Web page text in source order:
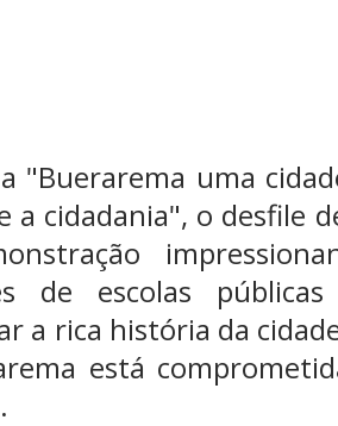
"Buerarema uma
a cidadania", o desfile
de escolas
a rica história da
está